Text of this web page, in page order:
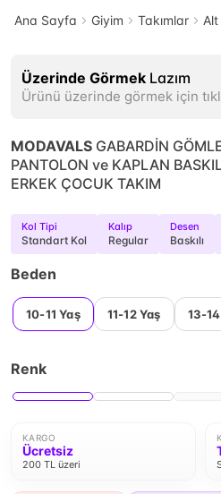
Ana Sayfa Giyim Takımlar Alt
Üzerinde Görmek Lazım
Ürünü üzerinde görmek için
MODAVALS GABARDİN
PANTOLON ve KAPLAN
ERKEK ÇOCUK TAKIM
Kol Tipi
Standart Kol
Kalıp
Regular
Desen
Baskılı
Beden
10-11 Yaş 11-12 Yaş 13-
Renk
KARGO
Ücretsiz
200 TL üzeri